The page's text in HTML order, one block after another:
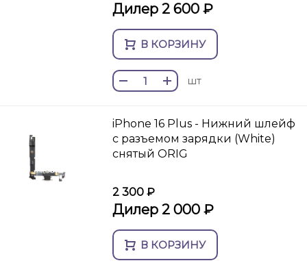
Дилер 2 600 ₽
В КОРЗИНУ
шт
iPhone 16 Plus - Нижний шлейф
с разъемом зарядки (White)
снятый ORIG
2 300 ₽
Дилер 2 000 ₽
В КОРЗИНУ